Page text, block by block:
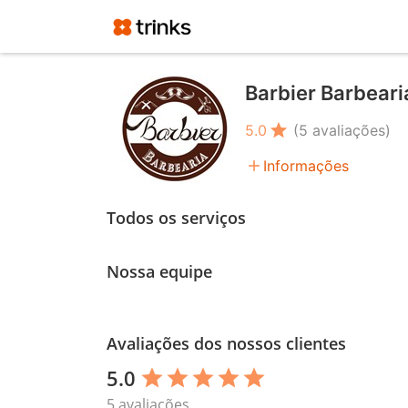
Barbier
5.0 star (5 avaliações)
add Informações
Todos os serviços
Nossa equipe
Avaliações dos nossos clientes
5.0 star star star star star
5 avaliações